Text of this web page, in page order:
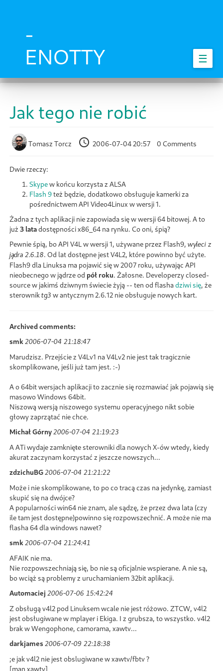
-
ENOTTY
☰
Jak tego nie robić
Tomasz Torcz 2006-07-04 20:57 0 Comments
Dwie rzeczy:
Skypew końcu korzysta z ALSA
Flash 9też będzie, dodatkowo obsługuje kamerki za
pośrednictwem API Video4Linux w wersji 1.
Żadna z tych aplikacji nie zapowiada się w wersji 64 bitowej. A to
już 3 latadostępności x86_64 na rynku. Co oni, śpią?
Pewnie śpią, bo API V4L w wersji 1, używane przez Flash9, wyleci z
jądra 2.6.18. Od lat dostępne jest V4L2, które powinno być użyte.
Flash9 dla Linuksa ma pojawić się w 2007 roku, używając API
nieobecnego w jądrze od pół roku. Żałosne. Developerzy closed-
source w jakimś dziwnym świecie żyją -- ten od flasha dziwi się, że
sterowniktg3 w antycznym 2.6.12 nie obsługuje nowych kart.
Archived comments:
smk 2006-07-04 21:18:47
Marudzisz. Przejście z V4Lv1 na V4Lv2 nie jest tak tragicznie
skomplikowane, jeśli już tam jest. :-)
A o 64bit wersjach aplikacji to zacznie się rozmawiać jak pojawią się
masowo Windows 64bit.
Niszową wersją niszowego systemu operacyjnego nikt sobie
głowy zaprzątać nie chce.
Michał Górny2006-07-04 21:19:23
A ATi wydaje zamknięŧe sterowniki dla nowych X-ów wtedy, kiedy
akurat zaczynam korzystać z jeszcze nowszych...
zdzichuBG2006-07-04 21:21:22
Może i nie skomplikowane, to po co tracą czas na jedynkę, zamiast
skupić się na dwójce?
A popularności win64 nie znam, ale sądzę, że przez dwa lata (czy
ile tam jest dostępne)powinno się rozpowszechnić. A może nie ma
flasha 64 dla windows nawet?
smk 2006-07-04 21:24:41
AFAIK nie ma.
Nie rozpowszechniają się, bo nie są oficjalnie wspierane. A nie są,
bo wciąż są problemy z uruchamianiem 32bit aplikacji.
Automaciej 2006-07-06 15:42:24
Z obsługą v4l2 pod Linuksem wcale nie jest różowo. ZTCW, v4l2
jest obsługiwane w mplayer i Ekiga. I z grubsza, to wszystko. v4l2
brak w Wengophone, camorama, xawtv...
darkjames2006-07-09 22:18:38
;e jak v4l2 nie jest obslugiwane w xawtv/fbtv ?
[man xawtv]